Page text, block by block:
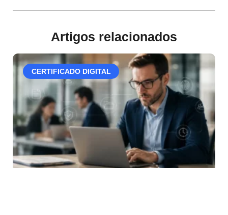
Artigos relacionados
CERTIFICADO DIGITAL